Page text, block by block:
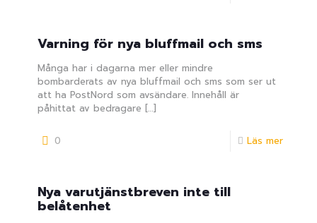
Varning för nya bluffmail och sms
Många har i dagarna mer eller mindre
bombarderats av nya bluffmail och sms som ser ut
att ha PostNord som avsändare. Innehåll är
påhittat av bedragare […]
0 Läs mer
Nya varutjänstbreven inte till
belåtenhet